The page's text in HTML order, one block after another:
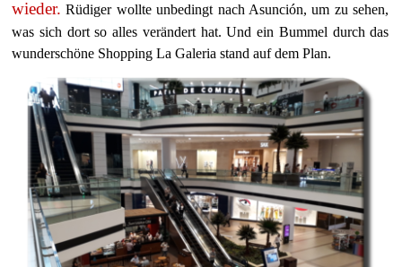
wieder. Rüdiger wollte unbedingt nach Asunción, um zu sehen,
was sich dort so alles verändert hat. Und ein Bummel durch das
wunderschöne Shopping La Galeria stand auf dem Plan.